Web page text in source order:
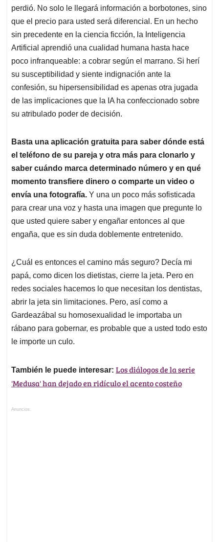
perdió. No solo le llegará información a borbotones, sino
que el precio para usted será diferencial. En un hecho
sin precedente en la ciencia ficción, la Inteligencia
Artificial aprendió una cualidad humana hasta hace
poco infranqueable: a cobrar según el marrano. Si herí
su susceptibilidad y siente indignación ante la
confesión, su hipersensibilidad es apenas otra jugada
de las implicaciones que la IA ha confeccionado sobre
su atribulado poder de decisión.
Basta una aplicación gratuita para saber dónde está
el teléfono de su pareja y otra más para clonarlo y
saber cuándo marca determinado número y en qué
momento transfiere dinero o comparte un video o
envía una fotografía. Y una un poco más sofisticada
para crear una voz y hasta una imagen que pregunte lo
que usted quiere saber y engañar entonces al que
engaña, que es sin duda doblemente entretenido.
¿Cuál es entonces el camino más seguro? Decía mi
papá, como dicen los dietistas, cierre la jeta. Pero en
redes sociales hacemos lo que necesitan los dentistas,
abrir la jeta sin limitaciones. Pero, así como a
Gardeazábal su homosexualidad le importaba un
rábano para gobernar, es probable que a usted todo esto
le importe un culo.
También le puede interesar: Los diálogos de la serie
'Medusa' han dejado en ridículo el acento costeño
Anuncios.